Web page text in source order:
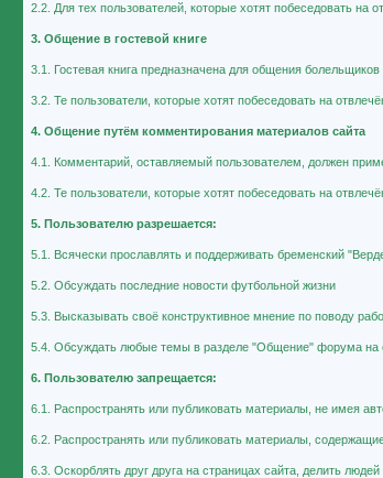
2.2. Для тех пользователей, которые хотят побеседовать
3. Общение в гостевой книге
3.1. Гостевая книга предназначена для общения
3.2. Те пользователи, которые хотят побеседовать на
4. Общение путём комментирования материалов сайта
4.1. Комментарий, оставляемый пользователем, должен
4.2. Те пользователи, которые хотят побеседовать на
5. Пользователю разрешается:
5.1. Всячески прославлять и поддерживать бременский
5.2. Обсуждать последние новости футбольной жизни
5.3. Высказывать своё конструктивное мнение по поводу
5.4. Обсуждать любые темы в разделе "Общение" форума на
6. Пользователю запрещается:
6.1. Распространять или публиковать материалы, не имея
6.2. Распространять или публиковать материалы,
6.3. Оскорблять друг друга на страницах сайта, делить